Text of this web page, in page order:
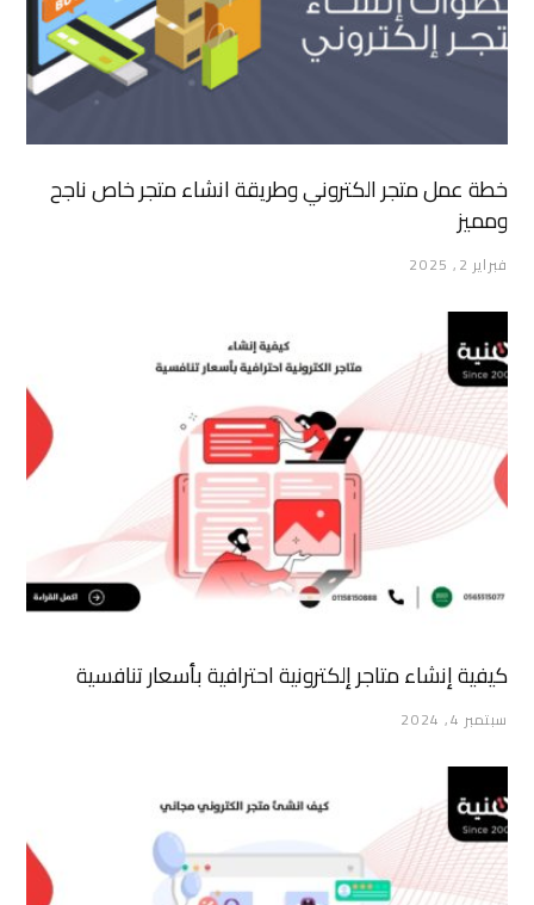
خطة عمل متجر الكتروني وطريقة انشاء متجر خاص ناجح
ومميز
فبراير 2, 2025
كيفية إنشاء متاجر إلكترونية احترافية بأسعار تنافسية
سبتمبر 4, 2024